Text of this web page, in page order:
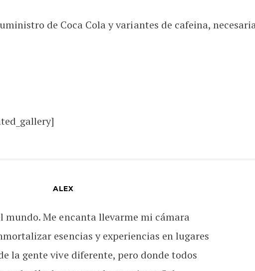
de Coca Cola y variantes de cafeina,
ALEX
mundo. Me encanta llevarme mi cámara
esencias y experiencias en lugares
la gente vive diferente, pero donde todos